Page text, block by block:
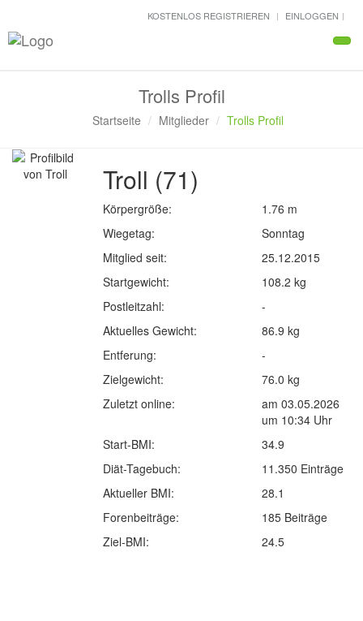
KOSTENLOS REGISTRIEREN EINLOGGEN
Trolls Profil
Startseite Mitglieder Trolls Profil
Troll (71)
Körpergröße:
1.76 m
Wiegetag:
Sonntag
Mitglied seit:
25.12.2015
Startgewicht:
108.2 kg
Postleitzahl:
-
Aktuelles Gewicht:
86.9 kg
Entferung:
-
Zielgewicht:
76.0 kg
Zuletzt online:
am 03.05.2026
um 10:34 Uhr
Start-BMI:
34.9
Diät-Tagebuch:
11.350 Einträge
Aktueller BMI:
28.1
Forenbeiträge:
185 Beiträge
Ziel-BMI:
24.5